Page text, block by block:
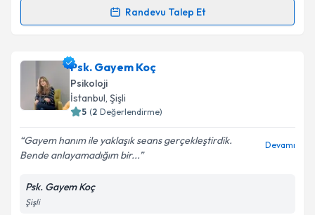
Randevu Talep Et
Randevu Takvimi Talebi
Psk. Tuğçenur Kocabaş
oluşturun. Size bu uzmandan randevu almanız için bir
takvim hazırlandığında e-posta ile bilgilendireceğiz.
Kişisel verilerimin işlenmesine ilişkin
Psk. Gayem Koç
Psikoloji
İstanbul, Şişli
5 (2 Değerlendirme)
Gayem hanım ile yaklaşık seans gerçekleştirdik.
Bende anlayamadığım bir...
Devamı
Psk. Gayem Koç
Şişli